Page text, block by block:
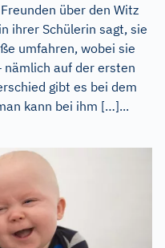
über den Witz
ihrer Schülerin sagt, sie
umfahren, wobei sie
nämlich auf der ersten
gibt es bei dem
kann bei ihm […]...